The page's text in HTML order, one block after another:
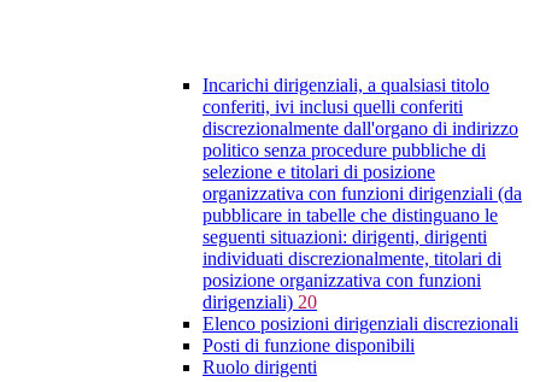
Incarichi dirigenziali, a qualsiasi titolo
conferiti, ivi inclusi quelli conferiti
discrezionalmente dall'organo di indirizzo
politico senza procedure pubbliche di
selezione e titolari di posizione
organizzativa con funzioni dirigenziali (da
pubblicare in tabelle che distinguano le
seguenti situazioni: dirigenti, dirigenti
individuati discrezionalmente, titolari di
posizione organizzativa con funzioni
dirigenziali) 20
Elenco posizioni dirigenziali discrezionali
Posti di funzione disponibili
Ruolo dirigenti